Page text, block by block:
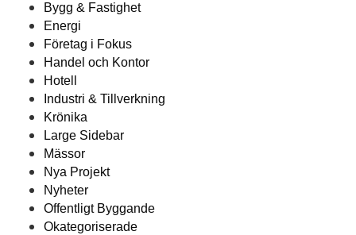
Bygg & Fastighet
Energi
Företag i Fokus
Handel och Kontor
Hotell
Industri & Tillverkning
Krönika
Large Sidebar
Mässor
Nya Projekt
Nyheter
Offentligt Byggande
Okategoriserade